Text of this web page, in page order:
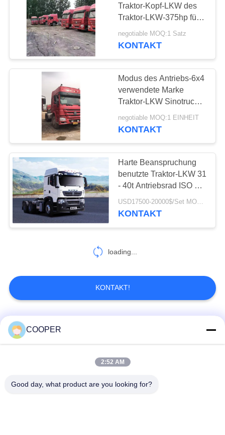
Traktor-Kopf-LKW des
Traktor-LKW-375hp für
Transport
negotiable MOQ:1 Satz
KONTAKT
Modus des Antriebs-6x4
verwendete Marke
Traktor-LKW Sinotruck
HOWO mit 3-Sitze-
negotiable MOQ:1 EINHEIT
KONTAKT
Harte Beanspruchung
benutzte Traktor-LKW 31
- 40t Antriebsrad ISO der
Tragfähigkeits-6x4
USD17500-20000$/Set MOQ:1 Satz
KONTAKT
loading...
KONTAKT!
Beliebte Kategorien Alle
Bus
Benutzte Yutong-
COOPER
2:52 AM
Good day, what product are you looking for?